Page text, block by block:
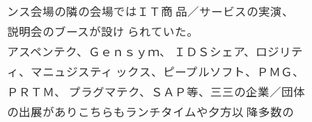
ンス会場の隣の会場ではＩＴ商 品／サービスの実演、
説明会のブースが設け られていた。
アスペンテク、Ｇｅｎｓｙｍ、 ＩＤＳシェア、ロジリテ
ィ、マニュジスティ ックス、ピープルソフト、ＰＭＧ、
ＰＲＴＭ、 プラグマテク、ＳＡＰ等、三三の企業／団体
の出展がありこちらもランチタイムや夕方以 降多数の